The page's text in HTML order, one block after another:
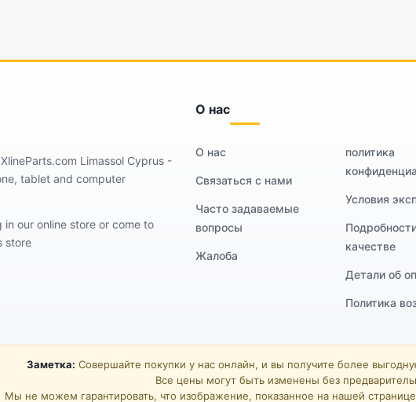
Limassol Cyprus -
tablet and computer
our online store or come to
store
О нас
О нас
Связаться с нами
Часто задаваемые
вопросы
Жалоба
политика
Условия
качестве
Детали об
Политика
Заметка: Совершайте покупки у нас онлайн, и вы получите более
Все цены могут быть изменены без
Мы не можем гарантировать, что изображение, показанное на нашей